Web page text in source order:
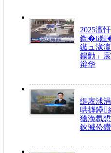
2025澶
鍧�6鏈
鏃ュ湪
鍚勯」
辩华
缇庡浗
哄摢鑸
獊浼氬
鈥滅伀